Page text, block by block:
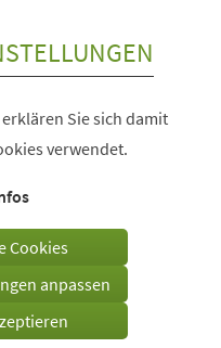
Sie sich damit
verwendet.
Cookies
anpassen